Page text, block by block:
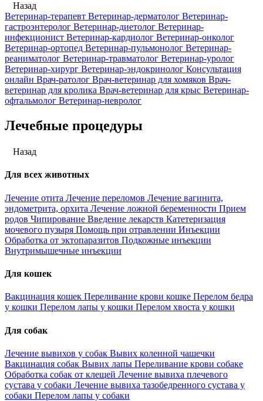
Назад
Ветеринар-терапевт Ветеринар-дерматолог Ветеринар-
гастроэнтеролог Ветеринар-диетолог Ветеринар-
инфекционист Ветеринар-кардиолог Ветеринар-онколог
Ветеринар-ортопед Ветеринар-пульмонолог Ветеринар-
реаниматолог Ветеринар-травматолог Ветеринар-уролог
Ветеринар-хирург Ветеринар-эндокринолог Консультация
онлайн Врач-ратолог Врач-ветеринар для хомяков Врач-
ветеринар для кролика Врач-ветеринар для крыс Ветеринар-
офтальмолог Ветеринар-невролог
Лечебные процедуры
Назад
Для всех животных
Лечение отита Лечение переломов Лечение вагинита,
эндометрита, орхита Лечение ложной беременности Прием
родов Чипирование Введение лекарств Катетеризация
мочевого пузыря Помощь при отравлении Инъекции
Обработка от эктопаразитов Подкожные инъекции
Внутримышечные инъекции
Для кошек
Вакцинация кошек Переливание крови кошке Перелом бедра
у кошки Перелом лапы у кошки Перелом хвоста у кошки
Для собак
Лечение вывихов у собак Вывих коленной чашечки
Вакцинация собак Вывих лапы Переливание крови собаке
Обработка собак от клещей Лечение вывиха плечевого
сустава у собаки Лечение вывиха тазобедренного сустава у
собаки Перелом лапы у собаки